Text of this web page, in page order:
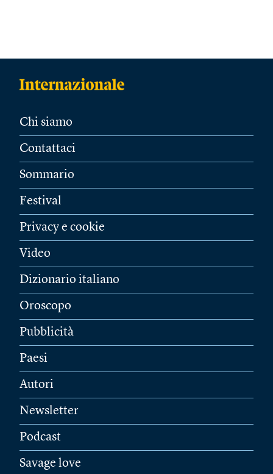
Chi siamo
Contattaci
Sommario
Festival
Privacy e cookie
Video
Dizionario italiano
Oroscopo
Pubblicità
Paesi
Autori
Newsletter
Podcast
Savage love